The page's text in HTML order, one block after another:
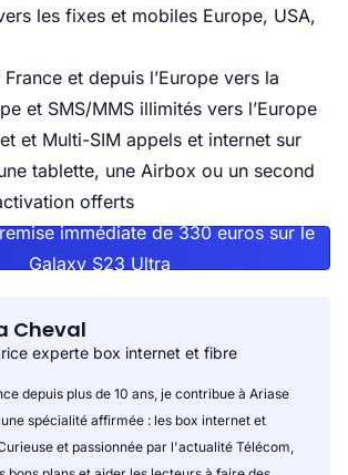
les fixes et mobiles Europe, USA,
et depuis l’Europe vers la
et SMS/MMS illimités vers l’Europe
et Multi-SIM appels et internet sur
tablette, une Airbox ou un second
offerts
immédiate de 330 euros sur le
Galaxy S23 Ultra
Cheval
experte box internet et fibre
depuis plus de 10 ans, je contribue à Ariase
spécialité affirmée : les box internet et
et passionnée par l'actualité Télécom,